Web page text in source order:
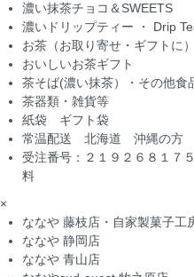
濃い抹茶チョコ＆SWEETS
濃いドリップティー ・ Drip
お茶（お取り寄せ・ギフトに
おいしいお茶ギフト
茶そば(濃い抹茶）・その他食
茶器類・雑貨等
紙袋 ギフト袋
常温配送 北海道 沖縄の方
受注番号：２１９２６８１７
料
×
ななや 藤枝店・自家製菓子工
ななや 静岡店
ななや 青山店